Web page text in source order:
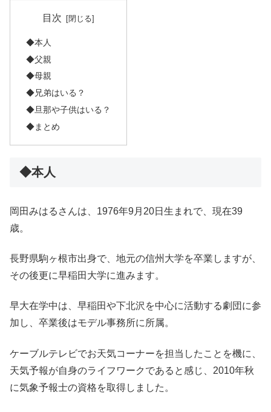
目次
◆本人
◆父親
◆母親
◆兄弟はいる？
◆旦那や子供はいる？
◆まとめ
◆本人
岡田みはるさんは、1976年9月20日生まれで、現在39
歳。
長野県駒ヶ根市出身で、地元の信州大学を卒業しますが、
その後更に早稲田大学に進みます。
早大在学中は、早稲田や下北沢を中心に活動する劇団に参
加し、卒業後はモデル事務所に所属。
ケーブルテレビでお天気コーナーを担当したことを機に、
天気予報が自身のライフワークであると感じ、2010年秋
に気象予報士の資格を取得しました。